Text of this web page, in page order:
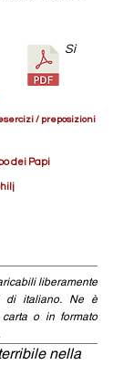
Sì
/ preposizioni
dei Papi
liberamente
di italiano. Ne è
o in formato
nella